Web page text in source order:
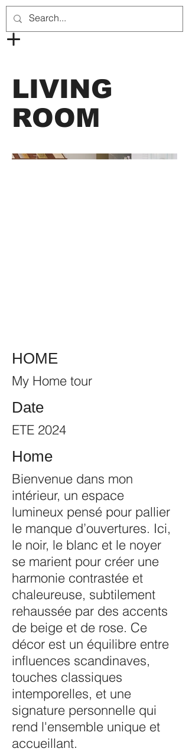
LIVING
ROOM
HOME
My Home tour
Date
ETE 2024
Home
Bienvenue dans mon
intérieur, un espace
lumineux pensé pour pallier
le manque d’ouvertures. Ici,
le noir, le blanc et le noyer
se marient pour créer une
harmonie contrastée et
chaleureuse, subtilement
rehaussée par des accents
de beige et de rose. Ce
décor est un équilibre entre
influences scandinaves,
touches classiques
intemporelles, et une
signature personnelle qui
rend l'ensemble unique et
accueillant.